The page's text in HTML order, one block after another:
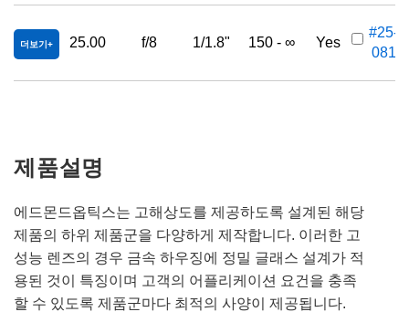
더보기 25.00 f/8 1/1.8" 150 - ∞ Yes
#25-
081
제품설명
에드몬드옵틱스는 고해상도를 제공하도록 설계된 해당
제품의 하위 제품군을 다양하게 제작합니다. 이러한 고
성능 렌즈의 경우 금속 하우징에 정밀 글래스 설계가 적
용된 것이 특징이며 고객의 어플리케이션 요건을 충족
할 수 있도록 제품군마다 최적의 사양이 제공됩니다.